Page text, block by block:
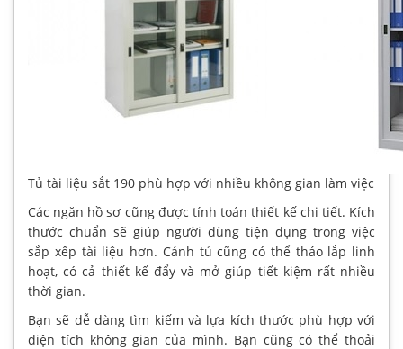
Tủ tài liệu sắt 190 phù hợp với nhiều không gian làm việc
Các ngăn hồ sơ cũng được tính toán thiết kế chi tiết. Kích
thước chuẩn sẽ giúp người dùng tiện dụng trong việc
sắp xếp tài liệu hơn. Cánh tủ cũng có thể tháo lắp linh
hoạt, có cả thiết kế đẩy và mở giúp tiết kiệm rất nhiều
thời gian.
Bạn sẽ dễ dàng tìm kiếm và lựa kích thước phù hợp với
diện tích không gian của mình. Bạn cũng có thể thoải